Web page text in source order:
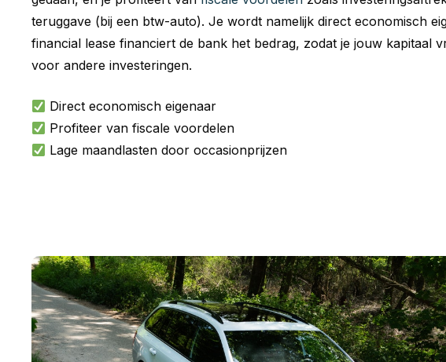
teruggave (bij een btw-auto). Je wordt namelijk direct economisch
financial lease financiert de bank het bedrag, zodat je jouw kapitaal
voor andere investeringen.
Direct economisch eigenaar
Profiteer van fiscale voordelen
Lage maandlasten door occasionprijzen